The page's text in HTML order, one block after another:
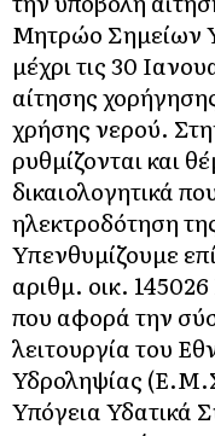
Μητρώο Σημείων
μέχρι τις 30
αίτησης
χρήσης νερού.
ρυθμίζονται και
δικαιολογητικά
ηλεκτροδότηση
Υπενθυμίζουμε
αριθμ. οικ.
που αφορά την
λειτουργία του
Υδροληψίας
Υπόγεια Υδατικά